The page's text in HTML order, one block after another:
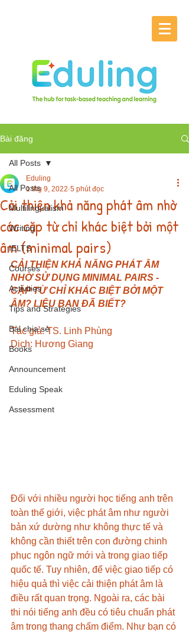
Bài đăng
All Posts
Multilingualism
Writing
IELTS
Courses
Activities
Tips and Strategies
Bài chia sẻ
Books
Announcement
Eduling Speak
Assessment
All Posts
Cải thiện khả năng phát âm nhờ
các cặp từ chỉ khác biệt bởi một
âm (minimal pairs)
Eduling
1 thg 9, 2022 5 phút đọc
CẢI THIỆN KHẢ NĂNG PHÁT ÂM
NHỜ SỬ DỤNG MINIMAL PAIRS -
CẶP TỪ CHỈ KHÁC BIỆT BỞI MỘT
ÂM? LIỆU BẠN ĐÃ BIẾT?
Tác giả: TS. Linh Phùng
Dịch: Hương Giang
Đối với nhiều người học tiếng anh trên
toàn thế giới, việc phát âm như người
bản xứ dường như không thực tế và
không cần thiết trên con đường chinh
phục ngôn ngữ mới và trong giao tiếp
quốc tế. Tuy nhiên, để việc giao tiếp có
hiệu quả thì việc cải thiện phát âm là
điều rất quan trọng. Ngoài ra, các bài
thi nói tiếng anh đều có tiêu chuẩn phát
âm trong thang chấm điểm. Như bạn có